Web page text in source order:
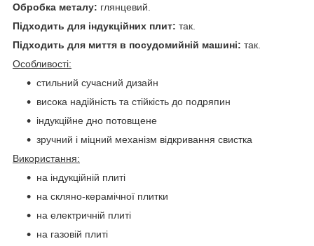
Обробка металу: глянцевий.
Підходить для індукційних плит: так.
Підходить для миття в посудомийній машині: так.
Особливості:
стильний сучасний дизайн
висока надійність та стійкість до подряпин
індукційне дно потовщене
зручний і міцний механізм відкривання свистка
Використання:
на індукційній плиті
на скляно-керамічної плитки
на електричній плиті
на газовій плиті